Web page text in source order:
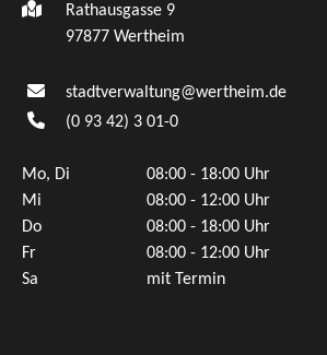
Rathausgasse 9
97877 Wertheim
stadtverwaltung@wertheim.de
(0 93 42) 3 01-0
Mo, Di
08:00 - 18:00 Uhr
Mi
08:00 - 12:00 Uhr
Do
08:00 - 18:00 Uhr
Fr
08:00 - 12:00 Uhr
Sa
mit Termin